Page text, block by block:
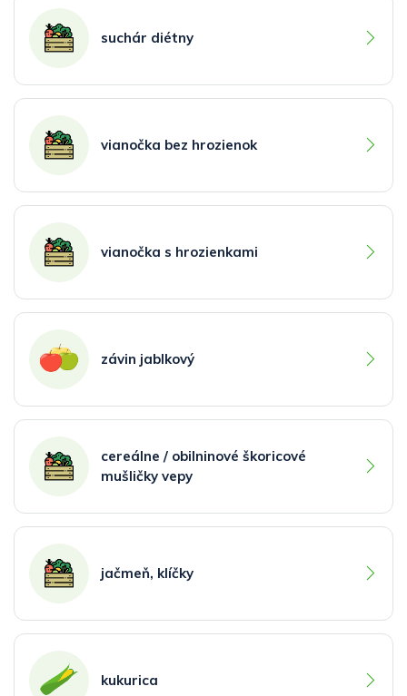
suchár diétny
vianočka bez hrozienok
vianočka s hrozienkami
závin jablkový
cereálne / obilninové škoricové
mušličky vepy
jačmeň, klíčky
kukurica